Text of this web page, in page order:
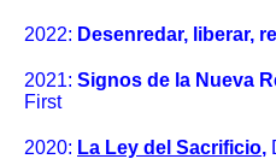
2022: Desenredar, liberar,
2021: Signos de la Nueva
First
2020: La Ley del Sacrificio,